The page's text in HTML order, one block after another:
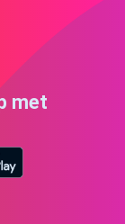
met